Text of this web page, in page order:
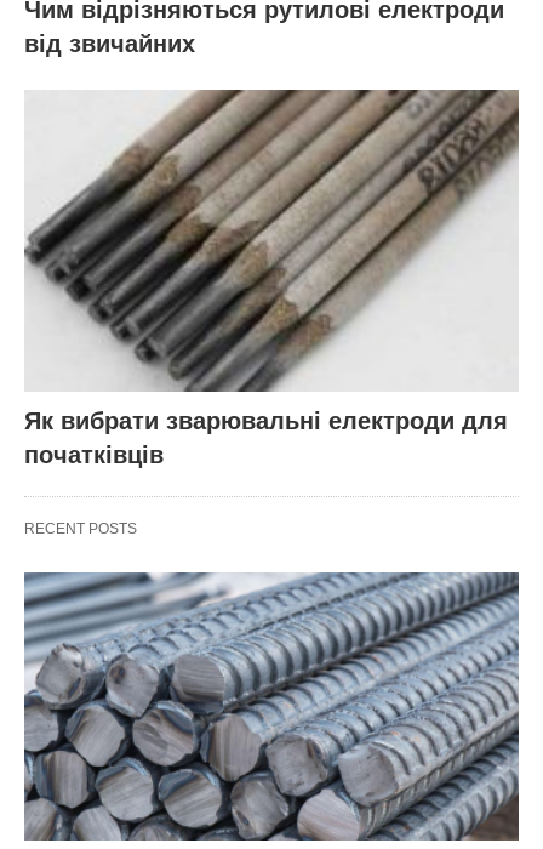
Чим відрізняються рутилові електроди
від звичайних
Як вибрати зварювальні електроди для
початківців
RECENT POSTS